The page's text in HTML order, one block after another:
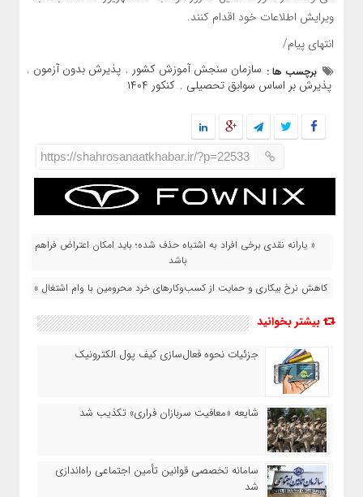
ویرایش اطلاعات خود اقدام کنند.
انتهای پیام/
برچسب ها : سازمان سنجش آموزش کشور , پذیرش بدون آزمون ,
پذیرش بر اساس سوابق تحصیلی , کنکور ۱۴۰۴
https://shahrosanaatkhabar.ir/?p=22533
« یارانه نقدی برخی افراد به اشتباه حذف شده؛ باید امکان اعتراض فراهم
باشد
کاهش نرخ بیکاری و حمایت از کسب‌وکارهای خرد محرومین با وام اشتغال »
بیشتر بخوانید
جزئیات نحوه فعال‌سازی کیف پول الکترونیک
شایعه «معافیت سربازان فراری» تکذیب شد
سامانه تخصصی قوانین تأمین اجتماعی راه‌اندازی
شد